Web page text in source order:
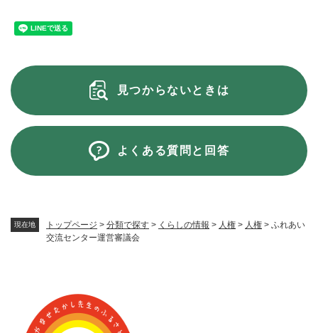
現在地 トップページ > 分類で探す > くらしの情報 > 人権 > 人権 > ふれあい
交流センター運営審議会
見つからないときは
よくある質問と回答